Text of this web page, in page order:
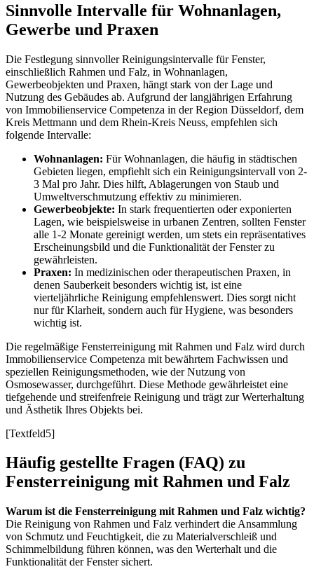
Sinnvolle Intervalle für Wohnanlagen,
Gewerbe und Praxen
Die Festlegung sinnvoller Reinigungsintervalle für Fenster,
einschließlich Rahmen und Falz, in Wohnanlagen,
Gewerbeobjekten und Praxen, hängt stark von der Lage und
Nutzung des Gebäudes ab. Aufgrund der langjährigen Erfahrung
von Immobilienservice Competenza in der Region Düsseldorf, dem
Kreis Mettmann und dem Rhein-Kreis Neuss, empfehlen sich
folgende Intervalle:
Wohnanlagen: Für Wohnanlagen, die häufig in städtischen
Gebieten liegen, empfiehlt sich ein Reinigungsintervall von 2-
3 Mal pro Jahr. Dies hilft, Ablagerungen von Staub und
Umweltverschmutzung effektiv zu minimieren.
Gewerbeobjekte: In stark frequentierten oder exponierten
Lagen, wie beispielsweise in urbanen Zentren, sollten Fenster
alle 1-2 Monate gereinigt werden, um stets ein repräsentatives
Erscheinungsbild und die Funktionalität der Fenster zu
gewährleisten.
Praxen: In medizinischen oder therapeutischen Praxen, in
denen Sauberkeit besonders wichtig ist, ist eine
vierteljährliche Reinigung empfehlenswert. Dies sorgt nicht
nur für Klarheit, sondern auch für Hygiene, was besonders
wichtig ist.
Die regelmäßige Fensterreinigung mit Rahmen und Falz wird durch
Immobilienservice Competenza mit bewährtem Fachwissen und
speziellen Reinigungsmethoden, wie der Nutzung von
Osmosewasser, durchgeführt. Diese Methode gewährleistet eine
tiefgehende und streifenfreie Reinigung und trägt zur Werterhaltung
und Ästhetik Ihres Objekts bei.
[Textfeld5]
Häufig gestellte Fragen (FAQ) zu
Fensterreinigung mit Rahmen und Falz
Warum ist die Fensterreinigung mit Rahmen und Falz wichtig?
Die Reinigung von Rahmen und Falz verhindert die Ansammlung
von Schmutz und Feuchtigkeit, die zu Materialverschleiß und
Schimmelbildung führen können, was den Werterhalt und die
Funktionalität der Fenster sichert.